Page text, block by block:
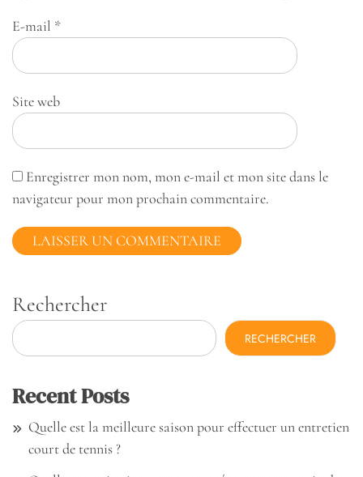
E-mail *
Site web
Enregistrer mon nom, mon e-mail et mon site dans le
navigateur pour mon prochain commentaire.
Rechercher
RECHERCHER
Recent Posts
Quelle est la meilleure saison pour effectuer un entretien
court de tennis ?